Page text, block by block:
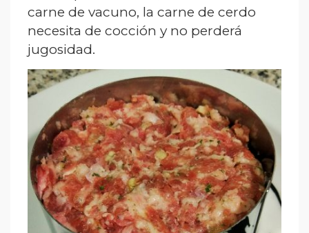
carne de vacuno, la carne de cerdo
necesita de cocción y no perderá
jugosidad.